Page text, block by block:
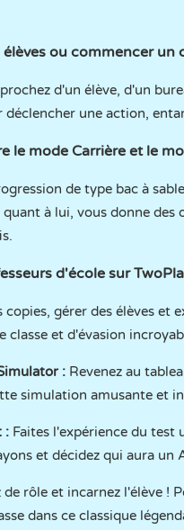
ou commencer un
d'un élève, d'un
une action,
le mode Carrière et le
de type bac à
à lui, vous donne
d'école sur
copies, gérer des élèves
classe et d'évasion
: Revenez au
simulation amusante et
: Faites l'expérience du test
et décidez qui aura
de rôle et incarnez l'élève !
dans ce classique